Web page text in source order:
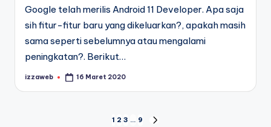
Google telah merilis Android 11 Developer. Apa saja
sih fitur-fitur baru yang dikeluarkan?, apakah masih
sama seperti sebelumnya atau mengalami
peningkatan?. Berikut…
Posted
izzaweb 16 Maret 2020
1 2 3 … 9